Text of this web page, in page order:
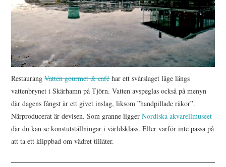
RestaurangVatten gourmet & caféhar ett svårslaget läge längs
vattenbrynet i Skärhamn på Tjörn. Vatten avspeglas också på menyn
där dagens fångst är ett givet inslag, liksom ”handpillade räkor”.
Närproducerat är devisen. Som granne liggerNordiska akvarellmuseet
där du kan se konstutställningar i världsklass. Eller varför inte passa på
att ta ett klippbad om vädret tillåter.